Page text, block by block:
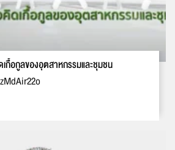
เกื้อกูลของอุตสาหกรรมและชุมชน